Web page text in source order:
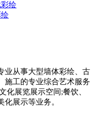
业从事大型墙体彩绘、古
施工的专业综合艺术服务
化展览展示空间;餐饮、
展示等业务。